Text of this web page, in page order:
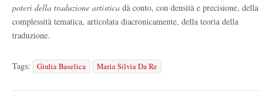
poteri della traduzione artistica dà conto, con densità e precisione, della
complessità tematica, articolata diacronicamente, della teoria della
traduzione.
Tags: Giulia Baselica Maria Silvia Da Re